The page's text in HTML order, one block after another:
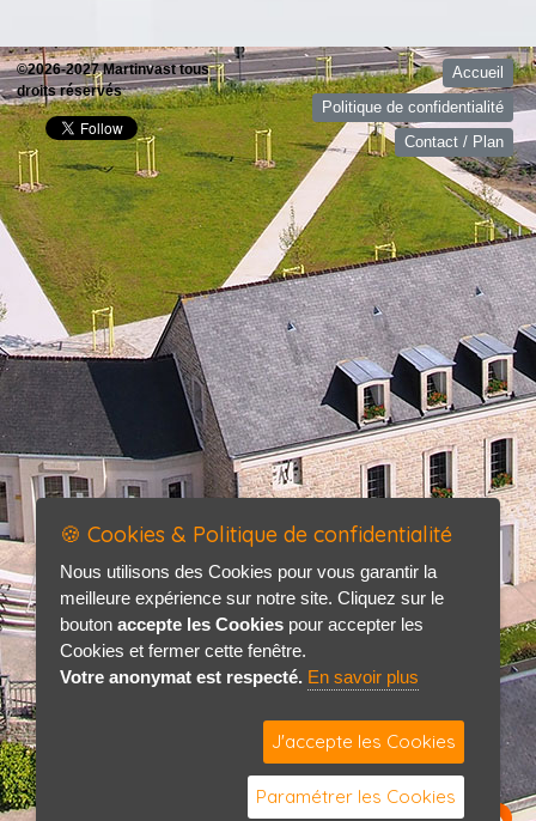
©2026-2027 Martinvast tous
droits réservés
Accueil
Politique de confidentialité
Contact / Plan
🍪 Cookies & Politique de confidentialité
Nous utilisons des Cookies pour vous garantir la
meilleure expérience sur notre site. Cliquez sur le
bouton accepte les Cookies pour accepter les
Cookies et fermer cette fenêtre.
Votre anonymat est respecté. En savoir plus
J'accepte les Cookies
Paramétrer les Cookies